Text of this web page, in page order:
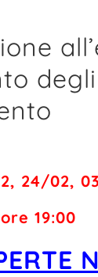
24/02,
19:00